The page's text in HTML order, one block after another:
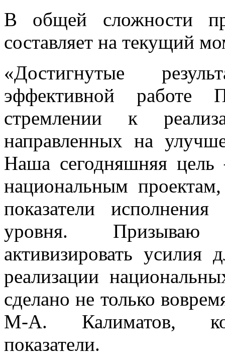
В общей сложности
составляет на текущий
«Достигнутые
эффективной работе
стремлении к
направленных на
Наша сегодняшняя
национальным
показатели
уровня. Призываю
активизировать усилия
реализации
сделано не только
М-А. Калиматов,
показатели.